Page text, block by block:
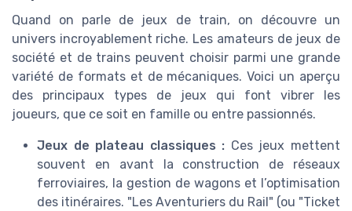
Quand on parle de jeux de train, on découvre un
univers incroyablement riche. Les amateurs de jeux de
société et de trains peuvent choisir parmi une grande
variété de formats et de mécaniques. Voici un aperçu
des principaux types de jeux qui font vibrer les
joueurs, que ce soit en famille ou entre passionnés.
Jeux de plateau classiques : Ces jeux mettent
souvent en avant la construction de réseaux
ferroviaires, la gestion de wagons et l’optimisation
des itinéraires. "Les Aventuriers du Rail" (ou "Ticket